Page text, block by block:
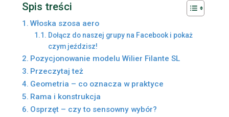
Spis treści
Włoska szosa aero
Dołącz do naszej grupy na Facebook i pokaż
czym jeździsz!
Pozycjonowanie modelu Wilier Filante SL
Przeczytaj też
Geometria – co oznacza w praktyce
Rama i konstrukcja
Osprzęt – czy to sensowny wybór?